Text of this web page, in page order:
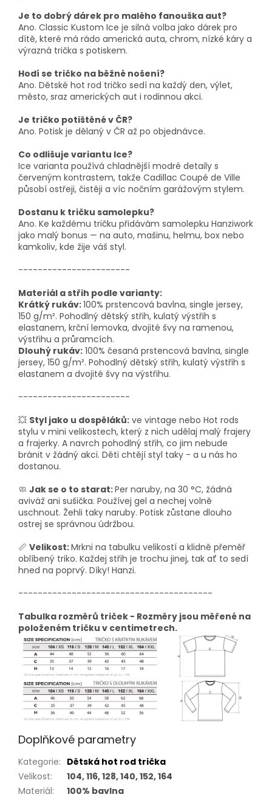
Je to dobrý dárek pro malého fanouška aut?
Ano. Classic Kustom Ice je silná volba jako dárek pro
dítě, které má rádo americká auta, chrom, nízké káry a
výrazná trička s potiskem.
Hodí se tričko na běžné nošení?
Ano. Dětské hot rod tričko sedí na každý den, výlet,
město, sraz amerických aut i rodinnou akci.
Je tričko potištěné v ČR?
Ano. Potisk je dělaný v ČR až po objednávce.
Co odlišuje variantu Ice?
Ice varianta používá chladnější modré detaily s
červeným kontrastem, takže Cadillac Coupé de Ville
působí ostřeji, čistěji a víc nočním garážovým stylem.
Dostanu k tričku samolepku?
Ano. Ke každému tričku přidávám samolepku Hanziwork
jako malý bonus — na auto, mašinu, helmu, box nebo
kamkoliv, kde žije váš styl.
-----------------------
Materiál a střih podle varianty:
Krátký rukáv:100% prstencová bavlna, single jersey,
150 g/m². Pohodlný dětský střih, kulatý výstřih s
elastanem, krční lemovka, dvojité švy na ramenou,
výstřihu a průramcích.
Dlouhý rukáv: 100% česaná prstencová bavlna, single
jersey, 150 g/m². Pohodlný dětský střih, kulatý výstřih s
elastanem a dvojité švy na výstřihu.
-----------------------
💥 Styl jako u dospěláků: ve vintage nebo Hot rods
stylu v mini velikostech, který z nich udělaj malý frajery
a frajerky. A navrch pohodlný střih, co jim nebude
bránit v žádný akci. Děti chtějí styl taky - a u nás ho
dostanou.
🧼 Jak se o to starat:Per naruby, na 30 °C, žádná
aviváž ani sušička. Používej gel a nechej volně
uschnout. Žehli taky naruby. Potisk zůstane dlouho
ostrej se správnou údržbou.
📏 Velikost:Mrkni na tabulku velikostí a klidně přeměř
oblíbený triko. Každej střih je trochu jinej, tak ať to sedí
hned na poprvý. Díky! Hanzi.
----------------------------------------
Tabulka rozměrů triček - Rozměry jsou měřené na
položeném tričku v centimetrech.
Doplňkové parametry
Kategorie: Dětská hot rod trička
Velikost:
104, 116, 128, 140, 152, 164
Materiál:
100% bavlna